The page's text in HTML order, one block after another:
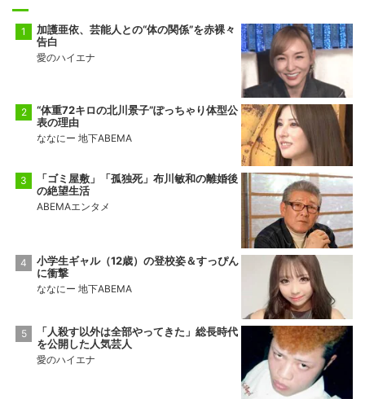
加護亜依、芸能人との“体の関係”を赤裸々
告白
愛のハイエナ
“体重72キロの北川景子”ぽっちゃり体型公
表の理由
ななにー 地下ABEMA
「ゴミ屋敷」「孤独死」布川敏和の離婚後
の絶望生活
ABEMAエンタメ
小学生ギャル（12歳）の登校姿＆すっぴん
に衝撃
ななにー 地下ABEMA
「人殺す以外は全部やってきた」総長時代
を公開した人気芸人
愛のハイエナ